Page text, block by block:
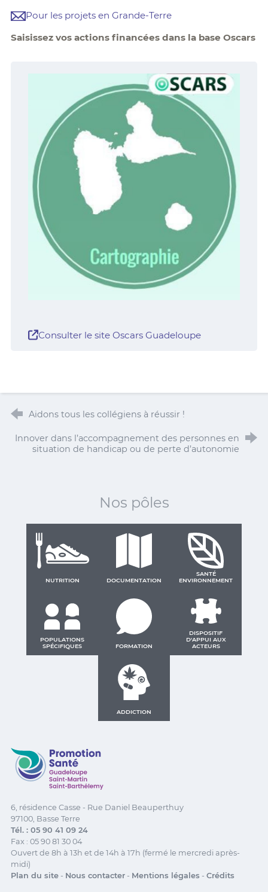
Pour les projets en Grande-Terre
Saisissez vos actions financées dans la base Oscars
Consulter le site Oscars Guadeloupe
Aidons tous les collégiens à réussir !
Innover dans l’accompagnement des personnes en
situation de handicap ou de perte d’autonomie
Nos pôles
NUTRITION DOCUMENTATION
SANTÉ
ENVIRONNEMENT
POPULATIONS
SPÉCIFIQUES
FORMATION
DISPOSITIF
D'APPUI AUX
ACTEURS
ADDICTION
Promotion Santé Guadeloupe, Saint-Martin, Saint
6, résidence Casse - Rue Daniel Beauperthuy
97100, Basse Terre
Tél. : 05 90 41 09 24
Fax : 05 90 81 30 04
Ouvert de 8h à 13h et de 14h à 17h (fermé le mercredi après-
midi)
Plan du site- Nous contacter- Mentions légales - Crédits